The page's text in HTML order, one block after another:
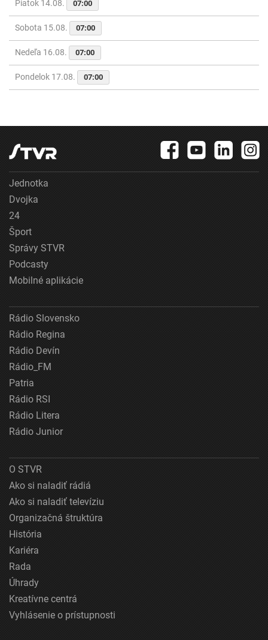
Piatok 14.08. 07:00
Sobota 15.08. 07:00
Nedeľa 16.08. 07:00
Pondelok 17.08. 07:00
Jednotka
Dvojka
24
Šport
Správy STVR
Podcasty
Mobilné aplikácie
Rádio Slovensko
Rádio Regina
Rádio Devín
Rádio_FM
Patria
Rádio RSI
Rádio Litera
Rádio Junior
O STVR
Ako si naladiť rádiá
Ako si naladiť televíziu
Organizačná štruktúra
História
Kariéra
Rada
Úhrady
Kreatívne centrá
Vyhlásenie o prístupnosti